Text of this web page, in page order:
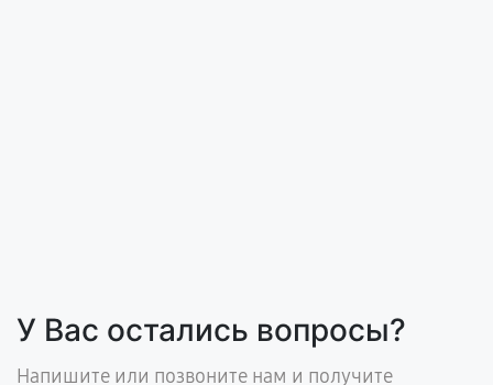
У Вас остались вопросы?
Напишите или позвоните нам и получите